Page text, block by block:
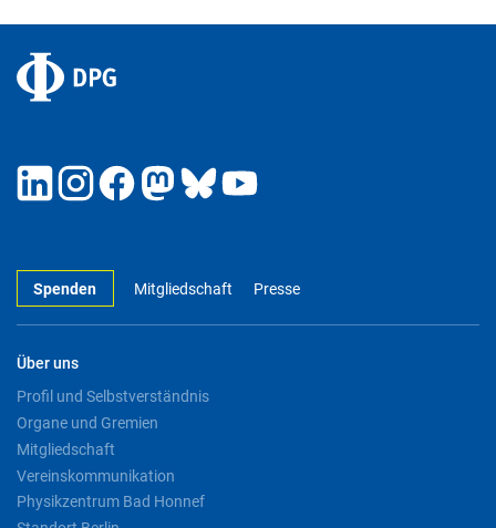
Spenden Mitgliedschaft Presse
Über uns
Profil und Selbstverständnis
Organe und Gremien
Mitgliedschaft
Vereinskommunikation
Physikzentrum Bad Honnef